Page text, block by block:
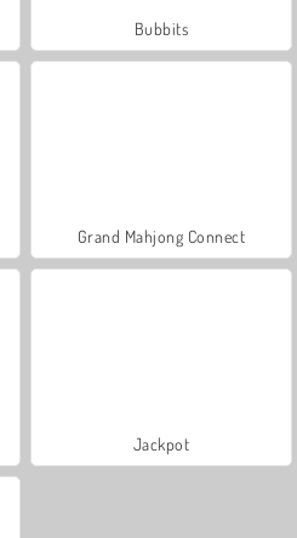
Bubbits
Grand Mahjong Connect
Jackpot